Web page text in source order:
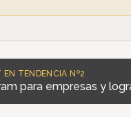
EN TENDENCIA Nº2
para empresas y